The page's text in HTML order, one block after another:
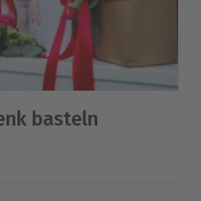
basteln